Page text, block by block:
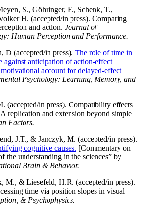
S., Göhringer, F., Schenk, T.,
H. (accepted/in press). Comparing
and action. Journal of
Human Perception and Performance.
D (accepted/in press). The role of time in
against anticipation of action-effect
account for delayed-effect
Psychology: Learning, Memory, and
(accepted/in press). Compatibility effects
replication and extension beyond simple
Factors.
J.T., & Janczyk, M. (accepted/in press).
cognitive causes. [Commentary on
the understanding in the sciences” by
Brain & Behavior.
M., & Liesefeld, H.R. (accepted/in press).
time via position slopes in visual
& Psychophysics.